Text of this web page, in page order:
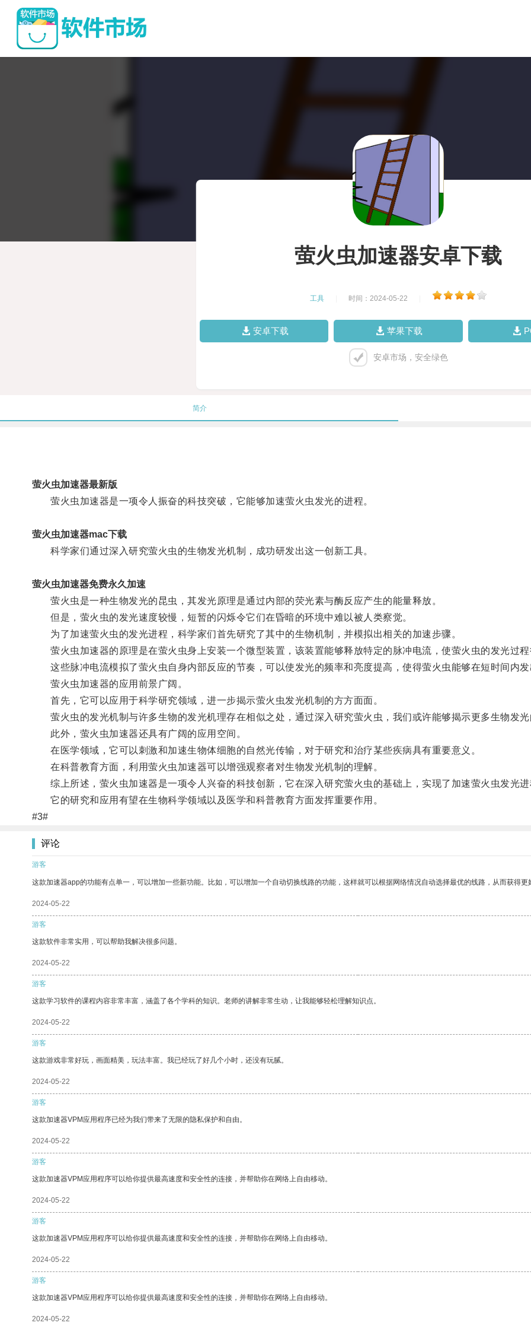
萤火虫加速器安卓下载
工具 时间：2024-05-22
安卓下载 苹果下载
安卓市场，安全绿色
简介
萤火虫加速器最新版
萤火虫加速器是一项令人振奋的科技突破，它能够加速萤火虫发光的进程。
萤火虫加速器mac下载
科学家们通过深入研究萤火虫的生物发光机制，成功研发出这一创新工具。
萤火虫加速器免费永久加速
萤火虫是一种生物发光的昆虫，其发光原理是通过内部的荧光素与酶反应产生的能量释放。
但是，萤火虫的发光速度较慢，短暂的闪烁令它们在昏暗的环境中难以被人类察觉。
为了加速萤火虫的发光进程，科学家们首先研究了其中的生物机制，并模拟出相关的加速步骤。
萤火虫加速器的原理是在萤火虫身上安装一个微型装置，该装置能够释放特定的脉冲电流，使萤火虫的发光过程
这些脉冲电流模拟了萤火虫自身内部反应的节奏，可以使发光的频率和亮度提高，使得萤火虫能够在短时间内发
萤火虫加速器的应用前景广阔。
首先，它可以应用于科学研究领域，进一步揭示萤火虫发光机制的方方面面。
萤火虫的发光机制与许多生物的发光机理存在相似之处，通过深入研究萤火虫，我们或许能够揭示更多生物发光
此外，萤火虫加速器还具有广阔的应用空间。
在医学领域，它可以刺激和加速生物体细胞的自然光传输，对于研究和治疗某些疾病具有重要意义。
在科普教育方面，利用萤火虫加速器可以增强观察者对生物发光机制的理解。
综上所述，萤火虫加速器是一项令人兴奋的科技创新，它在深入研究萤火虫的基础上，实现了加速萤火虫发光进
它的研究和应用有望在生物科学领域以及医学和科普教育方面发挥重要作用。
#3#
评论
游客
这款加速器app的功能有点单一，可以增加一些新功能。比如，可以增加一个自动切换线路的功能，这样就可以根据网络情况自动选择最优的线路，从而获得更
2024-05-22
游客
这款软件非常实用，可以帮助我解决很多问题。
2024-05-22
游客
这款学习软件的课程内容非常丰富，涵盖了各个学科的知识。老师的讲解非常生动，让我能够轻松理解知识点。
2024-05-22
游客
这款游戏非常好玩，画面精美，玩法丰富。我已经玩了好几个小时，还没有玩腻。
2024-05-22
游客
这款加速器VPM应用程序已经为我们带来了无限的隐私保护和自由。
2024-05-22
游客
这款加速器VPM应用程序可以给你提供最高速度和安全性的连接，并帮助你在网络上自由移动。
2024-05-22
游客
这款加速器VPM应用程序可以给你提供最高速度和安全性的连接，并帮助你在网络上自由移动。
2024-05-22
游客
这款加速器VPM应用程序可以给你提供最高速度和安全性的连接，并帮助你在网络上自由移动。
2024-05-22